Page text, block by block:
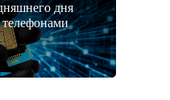
дня
телефонами